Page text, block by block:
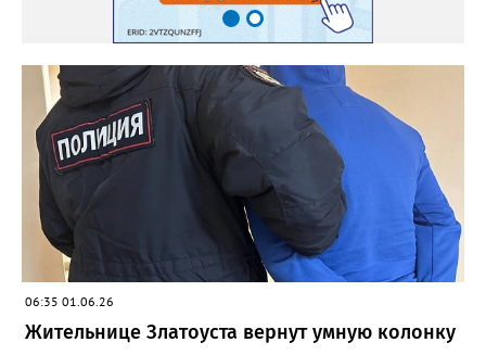
06:35 01.06.26
Жительнице Златоуста вернут умную колонку